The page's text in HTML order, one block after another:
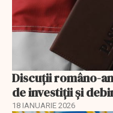
Discuţii româno-
de investiţii şi
18 IANUARIE 2026